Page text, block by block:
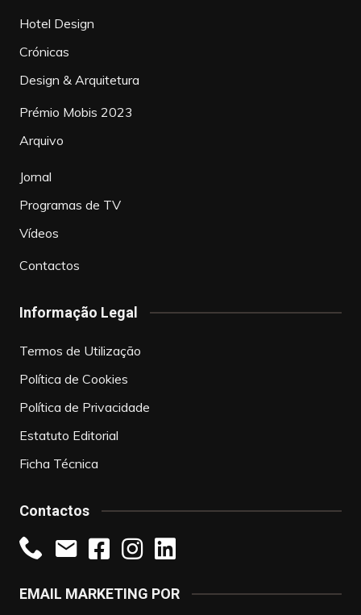
Hotel Design
Crónicas
Design & Arquitetura
Prémio Mobis 2023
Arquivo
Jornal
Programas de TV
Vídeos
Contactos
Informação Legal
Termos de Utilização
Política de Cookies
Política de Privacidade
Estatuto Editorial
Ficha Técnica
Contactos
EMAIL MARKETING POR